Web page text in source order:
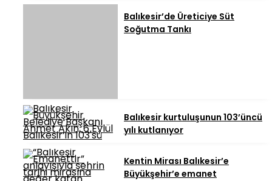
Balıkesir’de Üreticiye Süt
Soğutma Tankı
Balıkesir kurtuluşunun 103’üncü
yılı kutlanıyor
Kentin Mirası Balıkesir’e
Büyükşehir’e emanet